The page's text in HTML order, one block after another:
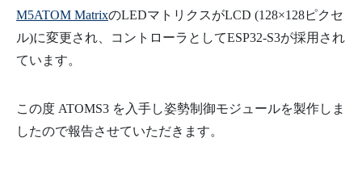
M5ATOM MatrixのLEDマトリクスがLCD (128×128ピクセ
ル)に変更され、コントローラとしてESP32-S3が採用され
ています。
この度 ATOMS3 を入手し姿勢制御モジュールを製作しま
したので報告させていただきます。